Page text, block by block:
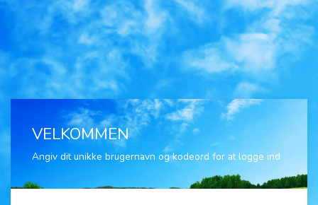
VELKOMMEN
Angiv dit unikke brugernavn og kodeord for at logge ind